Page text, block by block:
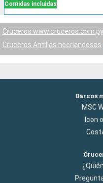
Comidas incluidas
Cruceros www.cruceros.com.py
Cruceros Antillas neerlandesas
Barcos
MSC
Icon